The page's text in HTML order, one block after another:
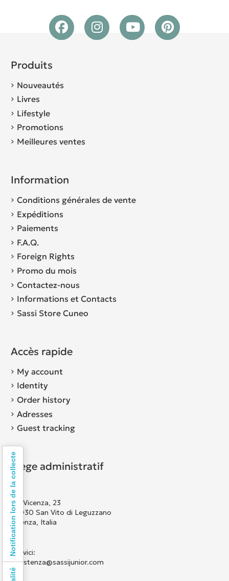
Produits
Nouveautés
Livres
Lifestyle
Promotions
Meilleures ventes
Information
Conditions générales de vente
Expéditions
Paiements
F.A.Q.
Foreign Rights
Promo du mois
Contactez-nous
Informations et Contacts
Sassi Store Cuneo
Accès rapide
My account
Identity
Order history
Adresses
Guest tracking
Siège administratif
Via Vicenza, 23
36030 San Vito di Leguzzano
Vicenza, Italia
Scrivici:
assistenza@sassijunior.com
Notification lors de la collecte